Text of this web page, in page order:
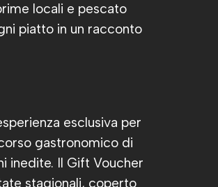
locali e pescato
piatto in un racconto
esclusiva per
gastronomico di
inedite. Il Gift Voucher
stagionali, coperto